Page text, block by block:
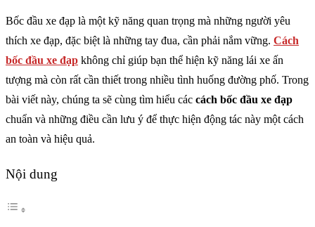
Bốc đầu xe đạp là một kỹ năng quan trọng mà những người yêu
thích xe đạp, đặc biệt là những tay đua, cần phải nắm vững. Cách
bốc đầu xe đạp không chỉ giúp bạn thể hiện kỹ năng lái xe ấn
tượng mà còn rất cần thiết trong nhiều tình huống đường phố. Trong
bài viết này, chúng ta sẽ cùng tìm hiểu các cách bốc đầu xe đạp
chuẩn và những điều cần lưu ý để thực hiện động tác này một cách
an toàn và hiệu quả.
Nội dung